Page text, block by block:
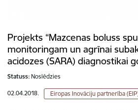
Projekts “Mazcenas boluss
monitoringam un agrīnai
acidozes (SARA) diagnostikai
Statuss: Noslēdzies
02.04.2018. Eiropas Inovāciju partnerība